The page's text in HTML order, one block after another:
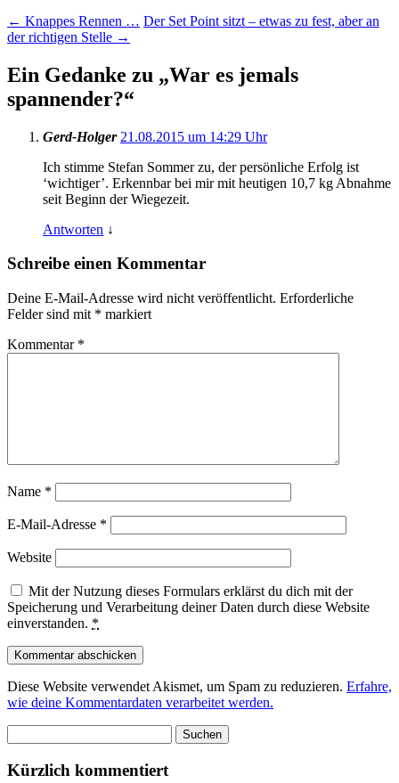
← Knappes Rennen … Der Set Point sitzt – etwas zu fest, aber an
der richtigen Stelle →
Ein Gedanke zu „War es jemals
spannender?“
Gerd-Holger 21.08.2015 um 14:29 Uhr
Ich stimme Stefan Sommer zu, der persönliche Erfolg ist
‘wichtiger’. Erkennbar bei mir mit heutigen 10,7 kg Abnahme
seit Beginn der Wiegezeit.
Antworten ↓
Schreibe einen Kommentar
Deine E-Mail-Adresse wird nicht veröffentlicht. Erforderliche
Felder sind mit * markiert
Kommentar *
Name *
E-Mail-Adresse *
Website
Mit der Nutzung dieses Formulars erklärst du dich mit der
Speicherung und Verarbeitung deiner Daten durch diese Website
einverstanden. *
Diese Website verwendet Akismet, um Spam zu reduzieren. Erfahre,
wie deine Kommentardaten verarbeitet werden.
nach:
Kürzlich kommentiert